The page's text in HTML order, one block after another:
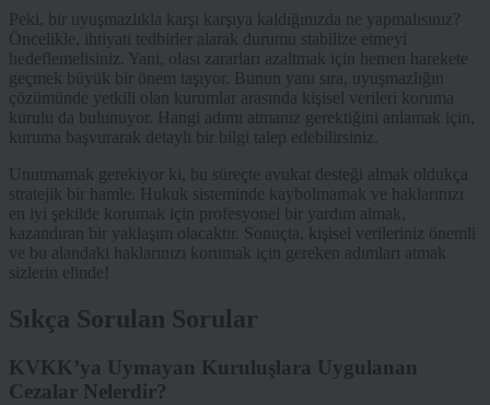
Peki, bir uyuşmazlıkla karşı karşıya kaldığınızda ne yapmalısınız?
Öncelikle, ihtiyati tedbirler alarak durumu stabilize etmeyi
hedeflemelisiniz. Yani, olası zararları azaltmak için hemen harekete
geçmek büyük bir önem taşıyor. Bunun yanı sıra, uyuşmazlığın
çözümünde yetkili olan kurumlar arasında kişisel verileri koruma
kurulu da bulunuyor. Hangi adımı atmanız gerektiğini anlamak için,
kuruma başvurarak detaylı bir bilgi talep edebilirsiniz.
Unutmamak gerekiyor ki, bu süreçte avukat desteği almak oldukça
stratejik bir hamle. Hukuk sisteminde kaybolmamak ve haklarınızı
en iyi şekilde korumak için profesyonel bir yardım almak,
kazandıran bir yaklaşım olacaktır. Sonuçta, kişisel verileriniz önemli
ve bu alandaki haklarınızı korumak için gereken adımları atmak
sizlerin elinde!
Sıkça Sorulan Sorular
KVKK’ya Uymayan Kuruluşlara Uygulanan
Cezalar Nelerdir?